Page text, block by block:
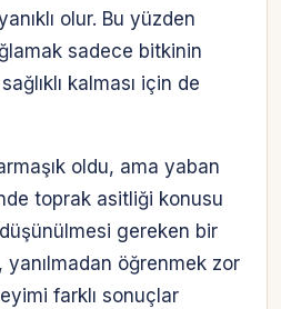
olur. Bu yüzden
sadece bitkinin
kalması için de
oldu, ama yaban
toprak asitliği konusu
gereken bir
öğrenmek zor
farklı sonuçlar